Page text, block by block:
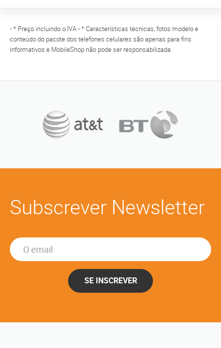
- * Preço incluindo o IVA - * Características técnicas, fotos modelo e
conteúdo do pacote dos telefones celulares são apenas para fins
informativos e MobileShop não pode ser responsabilizada.
Subscrever Newsletter
SE INSCREVER